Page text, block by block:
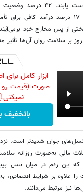
معیارهای سنتی مردانگی دست
توصیف کرده‌اند؛ به‌طوری‌که ۱۷ درصد
بر سلامت روان آن‌ها تأثیر
ابزار کامل برای
صورت (قیمت رو
باتخفیف
جوان شدیدتر است.
مالی به‌صورت روزانه
علاوه بر شرایط اقتصادی،
نیز مرتبط می‌دانند.